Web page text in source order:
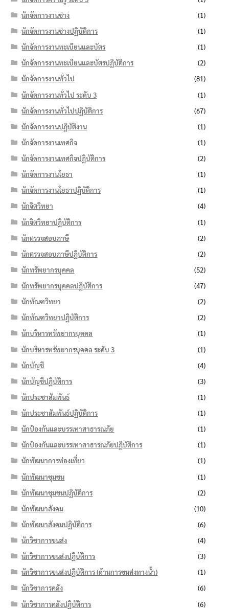
นักจัดการงานช่าง
(1)
นักจัดการงานช่างปฏิบัติการ
(1)
นักจัดการงานทะเบียนและบัตร
(1)
นักจัดการงานทะเบียนและบัตรปฏิบัติการ
(2)
นักจัดการงานทั่วไป
(81)
นักจัดการงานทั่วไป ระดับ 3
(1)
นักจัดการงานทั่วไปปฏิบัติการ
(67)
นักจัดการงานปฏิบัติงาน
(1)
นักจัดการงานเทศกิจ
(1)
นักจัดการงานเทศกิจปฏิบัติการ
(2)
นักจัดการงานโยธา
(1)
นักจัดการงานโยธาปฏิบัติการ
(1)
นักจิตวิทยา
(4)
นักจิตวิทยาปฏิบัติการ
(1)
นักตรวจสอบภาษี
(2)
นักตรวจสอบภาษีปฏิบัติการ
(2)
นักทรัพยากรบุคคล
(52)
นักทรัพยากรบุคคลปฏิบัติการ
(47)
นักทัณฑวิทยา
(2)
นักทัณฑวิทยาปฏิบัติการ
(2)
นักบริหารทรัพยากรบุคคล
(1)
นักบริหารทรัพยากรบุคคล ระดับ 3
(1)
นักบัญชี
(4)
นักบัญชีปฏิบัติการ
(3)
นักประชาสัมพันธ์
(1)
นักประชาสัมพันธ์ปฏิบัติการ
(1)
นักป้องกันและบรรเทาสาธารณภัย
(1)
นักป้องกันและบรรเทาสาธารณภัยปฏิบัติการ
(1)
นักพัฒนาการท่องเที่ยว
(1)
นักพัฒนาชุมชน
(1)
นักพัฒนาชุมชนปฏิบัติการ
(2)
นักพัฒนาสังคม
(10)
นักพัฒนาสังคมปฏิบัติการ
(6)
นักวิชาการขนส่ง
(4)
นักวิชาการขนส่งปฏิบัติการ
(3)
นักวิชาการขนส่งปฏิบัติการ (ด้านการขนส่งทางน้ำ)
(1)
นักวิชาการคลัง
(6)
นักวิชาการคลังปฏิบัติการ
(6)